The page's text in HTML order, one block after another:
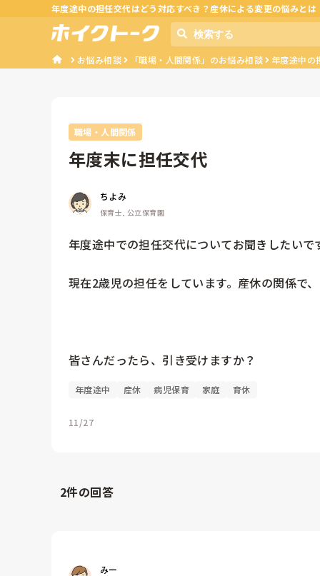
年度途中の担任交代はどう対応すべき？産休による変更の悩みとは
お悩み相談 「職場・人間関係」のお悩み相談 年度途中の
職場・人間関係
年度末に担任交代
ちよみ
保育士, 公立保育園
年度途中での担任交代についてお聞きしたいで
現在2歳児の担任をしています。産休の関係で
年度途中 産休 病児保育 家庭 育休
11/27
2件の回答
みー